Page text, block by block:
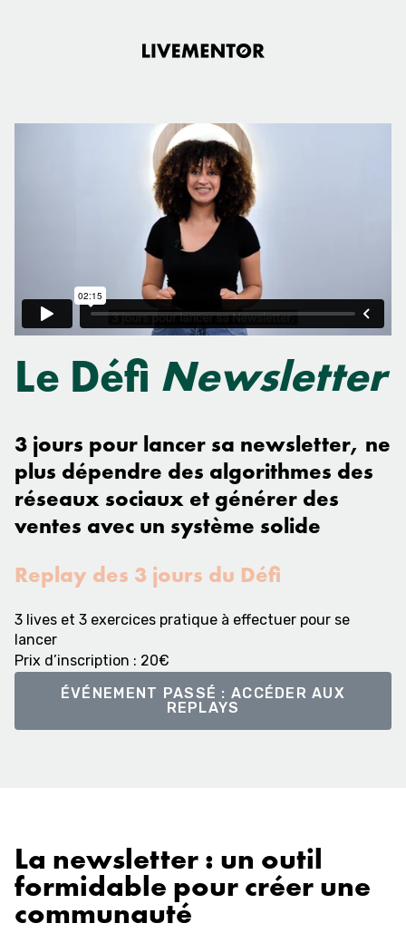
Le Défi Newsletter
3 jours pour lancer sa newsletter, ne
plus dépendre des algorithmes des
réseaux sociaux et générer des
ventes avec un système solide
Replay des 3 jours du Défi
3 lives et 3 exercices pratique à effectuer pour se
lancer
Prix d’inscription : 20€
ÉVÉNEMENT PASSÉ : ACCÉDER AUX
REPLAYS
La newsletter : un outil
formidable pour créer une
communauté